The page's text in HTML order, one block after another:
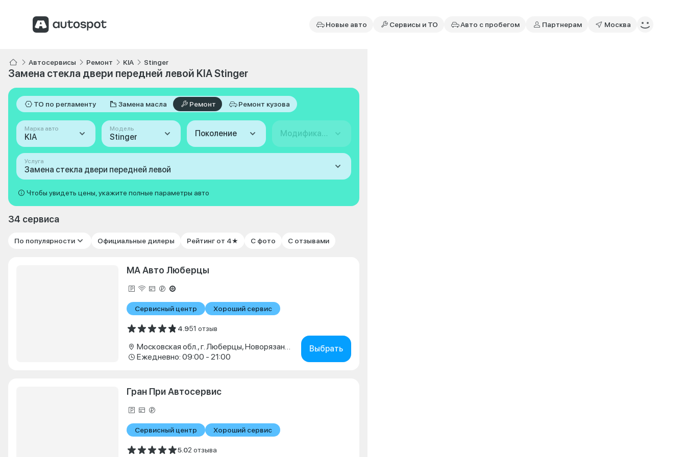
Новые авто Сервисы и ТО Авто с пробегом Партнерам Москва
Автосервисы Ремонт KIA Stinger
Замена стекла двери передней левой KIA Stinger
ТО по регламенту Замена масла Ремонт Ремонт кузова
Марка авто
KIA
Модель
Stinger Поколение Модификация
Услуга
Замена стекла двери передней левой
Чтобы увидеть цены, укажите полные параметры авто
34 сервиса
По популярности Официальные дилеры Рейтинг от 4★ С фото С отзывами
МА Авто Люберцы
Сервисный центр Хороший сервис
4.951 отзыв
Московская обл., г. Люберцы, Новорязанское шоссе, д. 1г
Ежедневно: 09:00 - 21:00
Выбрать
Гран При Автосервис
Сервисный центр Хороший сервис
5.02 отзыва